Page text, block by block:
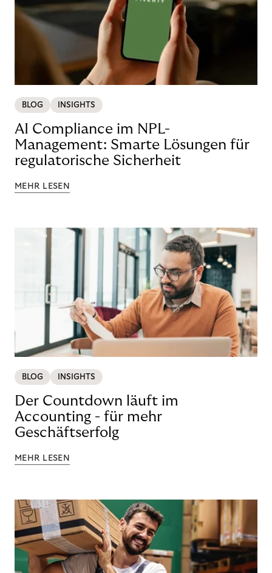
BLOG INSIGHTS
AI Compliance im NPL-
Management: Smarte Lösungen für
regulatorische Sicherheit
MEHR LESEN
BLOG INSIGHTS
Der Countdown läuft im
Accounting - für mehr
Geschäftserfolg
MEHR LESEN